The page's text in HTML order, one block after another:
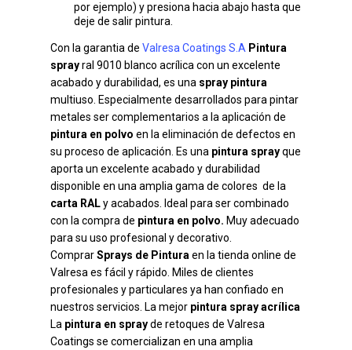
por ejemplo) y presiona hacia abajo hasta que
deje de salir pintura.
Con la garantia de Valresa Coatings S.A Pintura
sprayral 9010 blanco acrílica con un excelente
acabado y durabilidad, es una spray pintura
multiuso. Especialmente desarrollados para pintar
metales ser complementarios a la aplicación de
pintura en polvo en la eliminación de defectos en
su proceso de aplicación. Es una pintura sprayque
aporta un excelente acabado y durabilidad
disponible en una amplia gama de colores de la
carta RALy acabados. Ideal para ser combinado
con la compra de pintura en polvo. Muy adecuado
para su uso profesional y decorativo.
ComprarSprays de Pintura en la tienda online de
Valresa es fácil y rápido. Miles de clientes
profesionales y particulares ya han confiado en
nuestros servicios. La mejor pintura spray acrílica
La pintura en sprayde retoques de Valresa
Coatings se comercializan en una amplia